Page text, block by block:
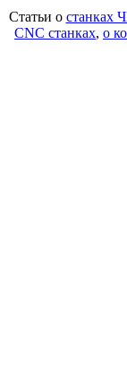
Статьи о станках
CNC станках, о